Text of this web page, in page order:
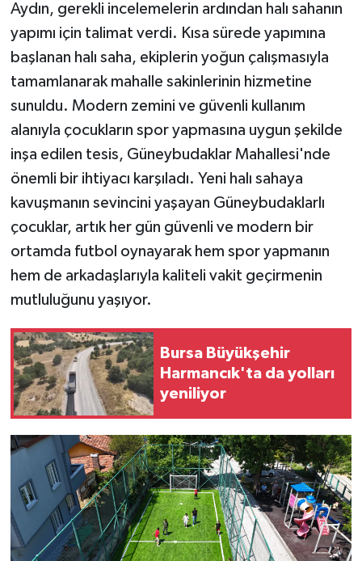
Aydın, gerekli incelemelerin ardından halı sahanın
yapımı için talimat verdi. Kısa sürede yapımına
başlanan halı saha, ekiplerin yoğun çalışmasıyla
tamamlanarak mahalle sakinlerinin hizmetine
sunuldu. Modern zemini ve güvenli kullanım
alanıyla çocukların spor yapmasına uygun şekilde
inşa edilen tesis, Güneybudaklar Mahallesi'nde
önemli bir ihtiyacı karşıladı. Yeni halı sahaya
kavuşmanın sevincini yaşayan Güneybudaklarlı
çocuklar, artık her gün güvenli ve modern bir
ortamda futbol oynayarak hem spor yapmanın
hem de arkadaşlarıyla kaliteli vakit geçirmenin
mutluluğunu yaşıyor.
Bursa Büyükşehir
Harmancık'ta da yolları
yeniliyor